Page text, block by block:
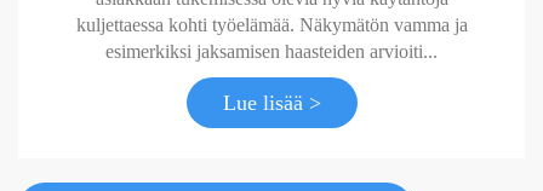
kuljettaessa kohti työelämää. Näkymätön vamma ja
esimerkiksi jaksamisen haasteiden arvioiti...
Lue lisää >